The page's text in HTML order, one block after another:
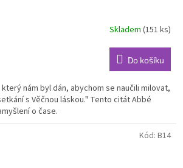
Skladem (151 ks)
Do košíku
nám byl dán, abychom se naučili milovat,
s Věčnou láskou." Tento citát Abbé
o čase.
Kód: B14